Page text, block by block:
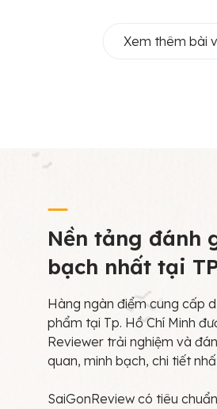
Xem thêm bài
Nền tảng đánh
bạch nhất tại
Hàng ngàn điểm cung cấp
phẩm tại Tp. Hồ Chí Minh
Reviewer trải nghiệm và
quan, minh bạch, chi tiết
SaiGonReview có tiêu